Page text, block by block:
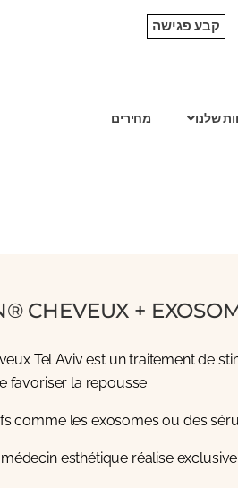
קבע פגישה
שלנו מחירים
CHEVEUX +
Tel Aviv est un traitement de
favoriser la repousse.
comme les exosomes ou des
esthétique réalise